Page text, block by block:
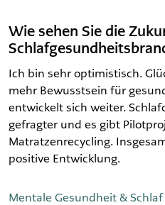
Mentale Gesundheit & Schlaf
Wie sehen Sie die
Ich bin sehr optimistisch.
mehr Bewusstsein für
entwickelt sich weiter.
gefragter und es gibt
Matratzenrecycling.
positive Entwicklung.